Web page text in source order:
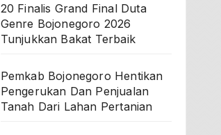
20 Finalis Grand Final Duta
Genre Bojonegoro 2026
Tunjukkan Bakat Terbaik
Pemkab Bojonegoro Hentikan
Pengerukan Dan Penjualan
Tanah Dari Lahan Pertanian